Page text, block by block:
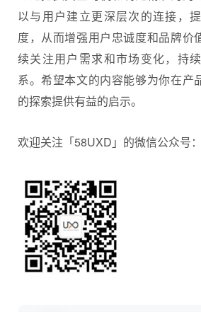
以与用户建立更深层次的连接，
度，从而增强用户忠诚度和品牌价
续关注用户需求和市场变化，持
系。希望本文的内容能够为你在产
的探索提供有益的启示。
欢迎关注「58UXD」的微信公众号：